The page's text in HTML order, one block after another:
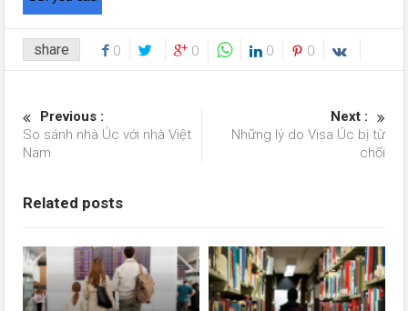
share 0 0 0 0
Previous :
So sánh nhà Úc với nhà Việt
Nam
Next :
Những lý do Visa Úc bị từ
chối
Related posts